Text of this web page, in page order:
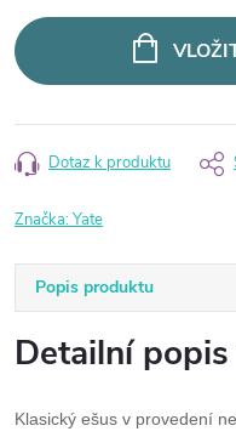
cena:
Dotaz k produktu
Značka:Yate
Popis produktu
Detailní
Klasický ešus v provedení